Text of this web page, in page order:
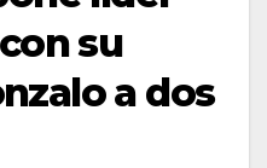
su
a dos